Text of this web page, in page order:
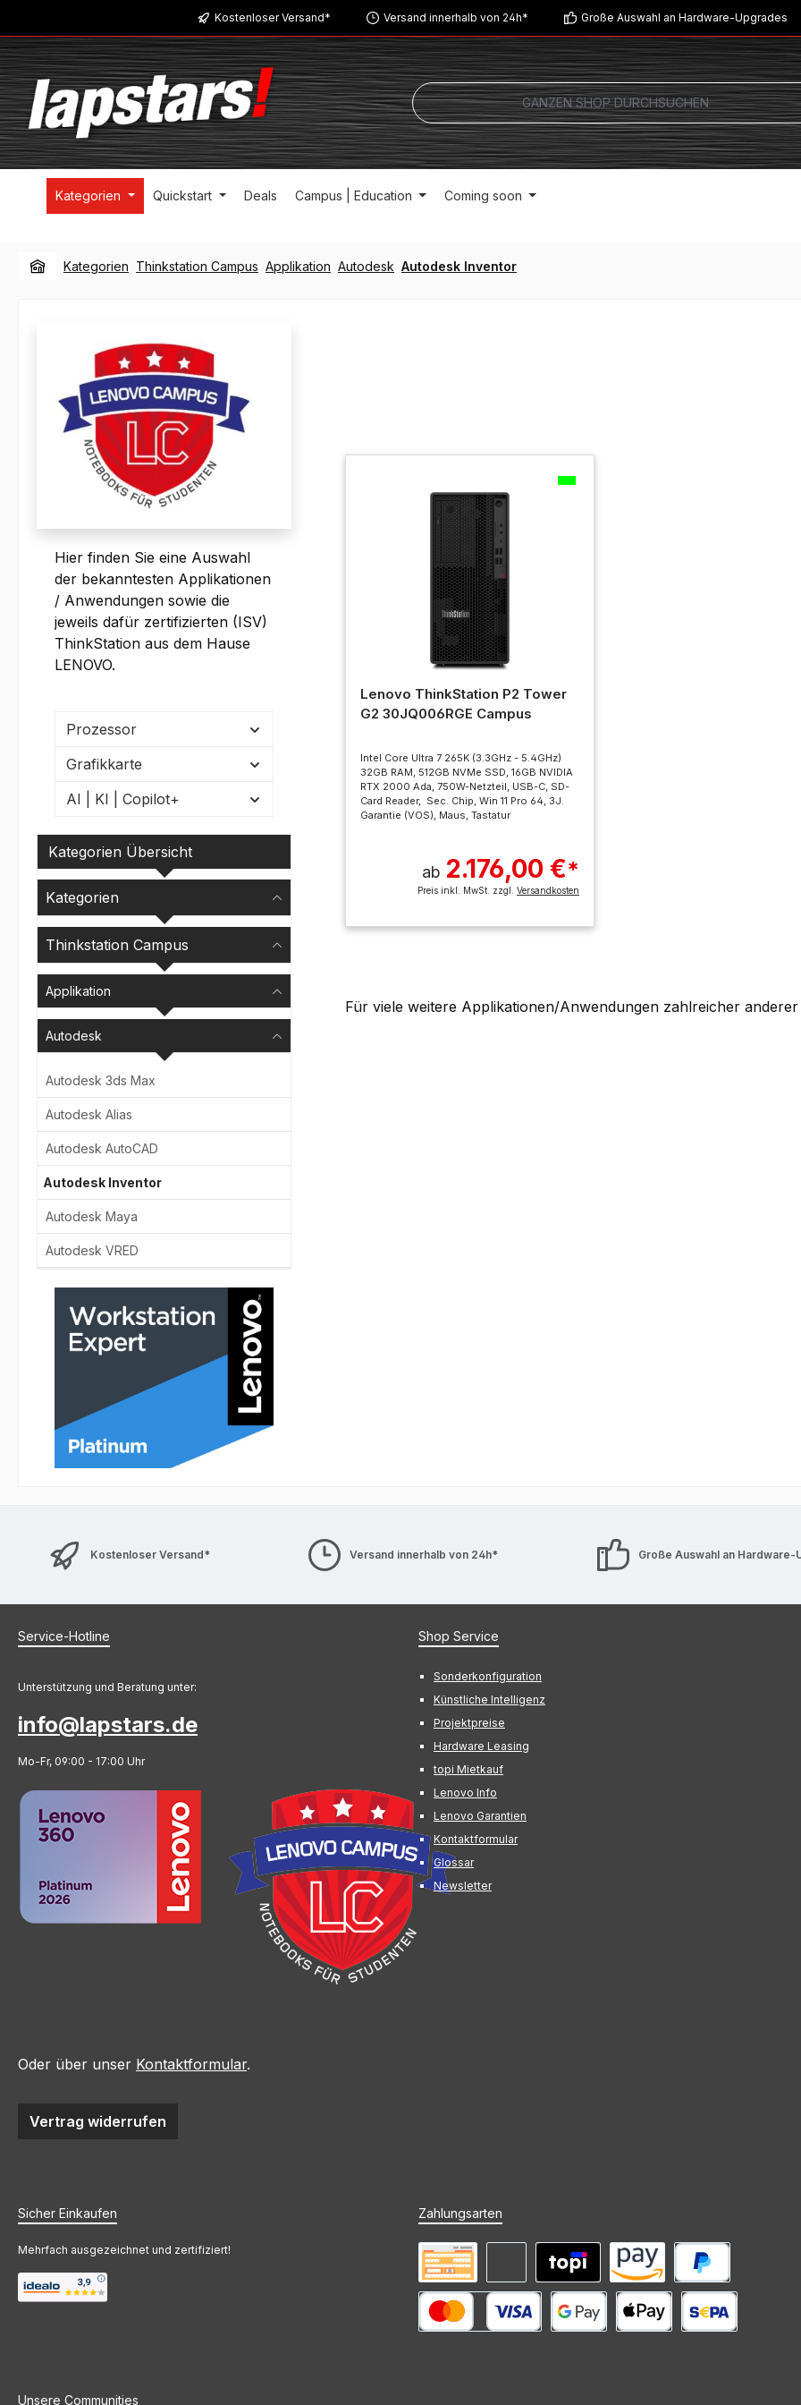
Zur Hauptnavigation springenKostenloser Versand* Versand innerhalb von 24h* Große Auswahl an Hardware-Upgrades
Kategorien Quickstart Deals Campus | Education Coming soon
Kategorien Thinkstation Campus Applikation Autodesk Autodesk Inventor
Hier finden Sie eine Auswahl
der bekanntesten Applikationen
/ Anwendungen sowie die
jeweils dafür zertifizierten (ISV)
ThinkStation aus dem Hause
LENOVO.
Prozessor
Grafikkarte
AI | KI | Copilot+
Kategorien Übersicht
Kategorien
Thinkstation Campus
Applikation
Autodesk
Autodesk 3ds Max
Autodesk Alias
Autodesk AutoCAD
Autodesk Inventor
Autodesk Maya
Autodesk VRED
Lenovo ThinkStation P2 Tower
G2 30JQ006RGE Campus
Intel Core Ultra 7 265K (3.3GHz - 5.4GHz)
32GB RAM, 512GB NVMe SSD, 16GB NVIDIA
RTX 2000 Ada, 750W-Netzteil, USB-C, SD-
Card Reader, Sec. Chip, Win 11 Pro 64, 3J.
Garantie (VOS), Maus, Tastatur
ab 2.176,00 €*
Preis inkl. MwSt. zzgl. Versandkosten
Für viele weitere Applikationen/Anwendungen zahlreicher
Kostenloser Versand* Versand innerhalb von 24h* Große Auswahl an Hardware-
Service-Hotline
Unterstützung und Beratung unter:
info@lapstars.de
Mo-Fr, 09:00 - 17:00 Uhr
Oder über unser Kontaktformular.
Vertrag widerrufen
Shop Service
Sonderkonfiguration
Künstliche Intelligenz
Projektpreise
Hardware Leasing
topi Mietkauf
Lenovo Info
Lenovo Garantien
Kontaktformular
Glossar
Newsletter
Sicher Einkaufen
Mehrfach ausgezeichnet und zertifiziert!
Zahlungsarten
PayPal
Mieten mit topi Amazon Pay
Vorkasse Rechnung (Zahlungsziel)
Unsere Communities